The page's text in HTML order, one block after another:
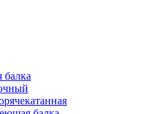
балка